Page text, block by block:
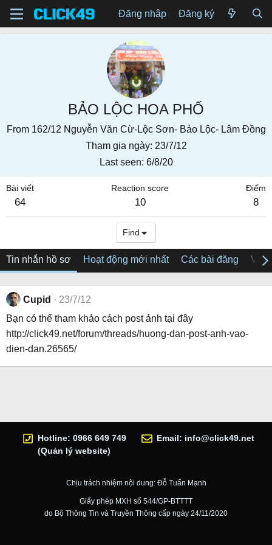
Đăng nhập Đăng ký
BẢO LỘC HOA PHỐ
From 162/12 Nguyễn Văn Cừ-Lộc Sơn- Bảo Lộc- Lâm Đồng
Tham gia ngày 23/7/12
Last seen 6/8/20
Bài viết
64
Reaction score
10
Điểm
8
Find
Tin nhắn hồ sơ Hoạt động mới nhất Các bài đăng Về
Cupid
23/7/12
Bạn có thể tham khảo cách post ảnh tại đây
http://click49.net/forum/threads/huong-dan-post-anh-vao-
dien-dan.26565/
Hotline: 0966 649 749
(Quản lý website)
Email: info@click49.net
Chịu trách nhiệm nội dung: Đỗ Tuấn Mạnh
Giấy phép MXH số 544/GP-BTTTT
do Bộ Thông Tin và Truyền Thông cấp ngày 24/11/2020